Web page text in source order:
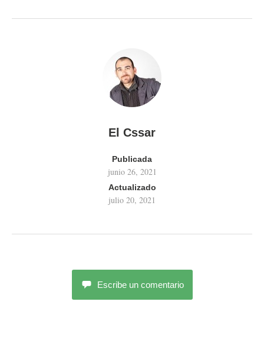
El Cssar
Publicada
junio 26, 2021
Actualizado
julio 20, 2021
Escribe un comentario